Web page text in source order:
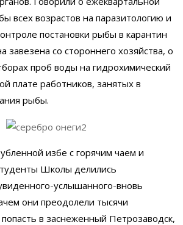
всех возрастов на паразитологию и
постановки рыбы в карантин
завезена со стороннего хозяйства, о
проб воды на гидрохимический
плате работников, занятых в
рыбы.
избе с горячим чаем и
Школы делились
услышанного-вновь
они преодолели тысячи
в заснеженный Петрозаводск,